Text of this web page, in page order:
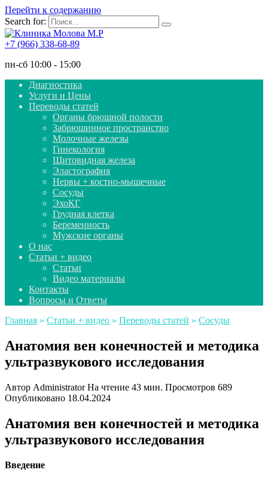
Перейти к содержанию
Search for:
+7 (966) 338-68-89
пн-сб 10:00 - 15:00
Диагностика
Услуги и Цены
Переводы статей
Органы брюшной полости
Забрюшинное пространство
Молочные железы
Гинекология
Щитовидная железа
Эластография
Нервы + костно-мышечные
Сосуды
ЭхоКГ
Грудная клетка
Беременность
Мужские органы
О нас
Статьи + видео
Статьи
Видео материалы
Контакты
Вопросы и Ответы
Главная » Статьи + видео » Переводы статей » Сосуды
Анатомия вен конечностей и методика
ультразвукового исследования
Автор Administrator На чтение 43 мин. Просмотров 689
Опубликовано 18.04.2024
Анатомия вен конечностей и методика
ультразвукового исследования
Введение